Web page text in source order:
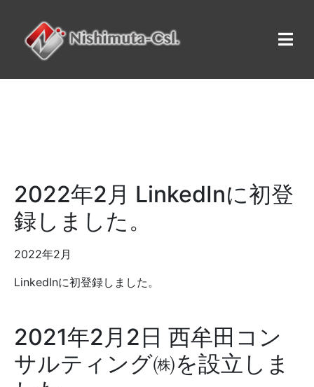
2022年2月 LinkedInに初登
録しました。
2022年2月
LinkedInに初登録しました。
2021年2月2日 西牟田コン
サルティング㈱を設立しま